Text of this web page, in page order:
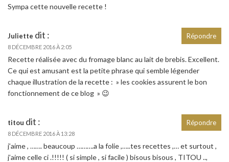
Sympa cette nouvelle recette !
Juliette dit :
8 DÉCEMBRE 2016 À 2:05
Recette réalisée avec du fromage blanc au lait de brebis. Excellent.
Ce qui est amusant est la petite phrase qui semble légender
chaque illustration de la recette : » les cookies assurent le bon
fonctionnement de ce blog » 😉
Répondre
titou dit :
8 DÉCEMBRE 2016 À 13:28
j’aime , ……. beaucoup ……….a la folie ,…..tes recettes ,… et surtout ,
j’aime celle ci .!!!!! ( si simple , si facile ) bisous bisous , TITOU ..,
Répondre